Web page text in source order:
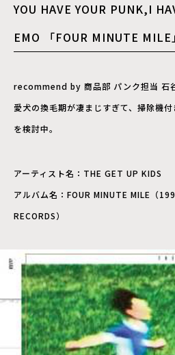
YOU HAVE YOUR PUNK,I
EMO 「FOUR MINUTE MILE」
recommend by 商品部 パンク担当 石
愛犬の換毛期が凄まじすぎて、掃除機
を検討中。
アーティスト名：THE GET UP KIDS
アルバム名：FOUR MINUTE MILE（
RECORDS）